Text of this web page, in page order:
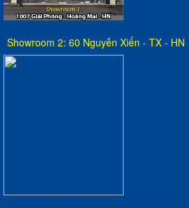
Showroom 2: 60 Nguyễn Xiển - TX - HN